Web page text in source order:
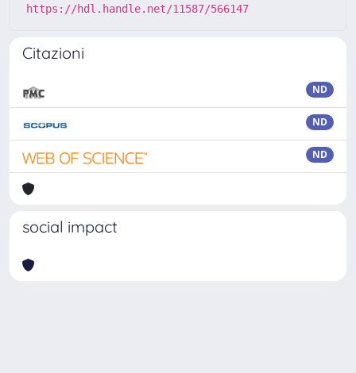
https://hdl.handle.net/11587/566147
Citazioni
ND
ND
ND
social impact